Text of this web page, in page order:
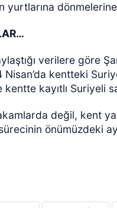
dönmelerine
verilere göre
kentteki
kentte kayıtlı Suriyeli
değil, kent
önümüzdeki